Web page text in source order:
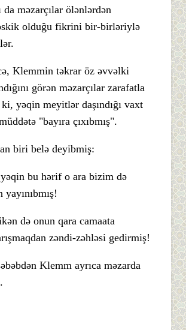
da məzarçılar ölənlərdən
əskik olduğu fikrini bir-birləriylə
Klemmin təkrar öz əvvəlki
görən məzarçılar zarafatla
yəqin meyitlər daşındığı vaxt
"bayıra çıxıbmış".
biri belə deyibmiş:
bu hərif o ara bizim də
də onun qara camaata
zəndi-zəhləsi gedirmiş!
Klemm ayrıca məzarda